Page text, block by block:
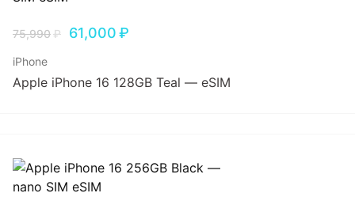
75,990₽ 61,000₽
iPhone
Apple iPhone 16 128GB Teal — eSIM